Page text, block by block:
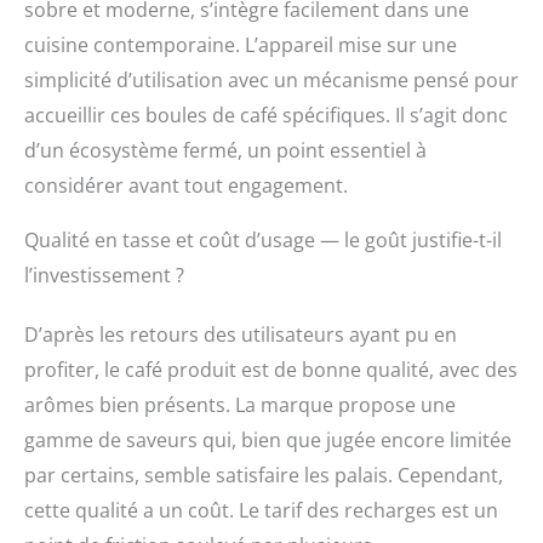
expérience café sur
mesure. Son temps de
chauffe rapide vous
permet de savourer
votre café en un clin
d'œil. **Pratique et
Compacte** : Avec sa
capacité de 1,3 L
cette machine à café
automatique de
l'écoulement de la
utilisation sans souci.
**Qualité et Design** :
Profitez d'une machine
à café élégante au
design Globe Noir qui
sobre et moderne, s’intègre facilement dans une
cuisine contemporaine. L’appareil mise sur une
simplicité d’utilisation avec un mécanisme pensé pour
accueillir ces boules de café spécifiques. Il s’agit donc
d’un écosystème fermé, un point essentiel à
considérer avant tout engagement.
Qualité en tasse et coût d’usage — le goût justifie-t-il
l’investissement ?
D’après les retours des utilisateurs ayant pu en
profiter, le café produit est de bonne qualité, avec des
arômes bien présents. La marque propose une
gamme de saveurs qui, bien que jugée encore limitée
par certains, semble satisfaire les palais. Cependant,
cette qualité a un coût. Le tarif des recharges est un